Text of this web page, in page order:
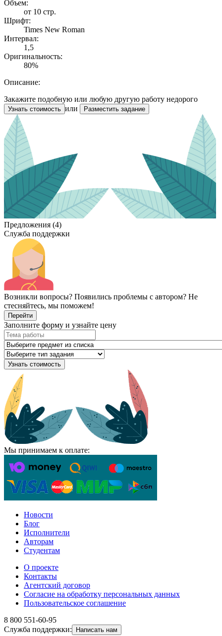
Объем:
от 10 стр.
Шрифт:
Times New Roman
Интервал:
1,5
Оригинальность:
80%
Описание:
Закажите подобную или любую другую работу недорого
Узнать стоимость или Разместить задание
Предложения (4)
Служба поддержки
Возникли вопросы? Появились проблемы с автором? Не
стесняйтесь, мы поможем!
Перейти
Заполните форму и узнайте цену
Узнать стоимость
Мы принимаем к оплате:
Новости
Блог
Исполнители
Авторам
Студентам
О проекте
Контакты
Агентский договор
Согласие на обработку персональных данных
Пользовательское соглашение
8 800 551-60-95
Служба поддержки:
Написать нам